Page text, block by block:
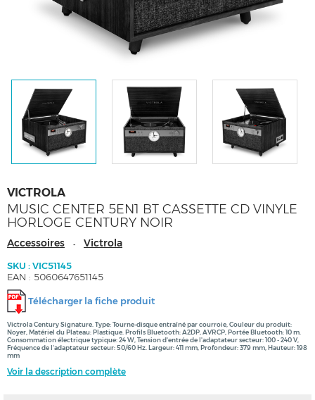
VICTROLA
MUSIC CENTER 5EN1 BT CASSETTE CD VINYLE
HORLOGE CENTURY NOIR
Accessoires - Victrola
SKU : VIC51145
EAN : 5060647651145
Télécharger la fiche produit
Victrola Century Signature. Type: Tourne-disque entraîné par courroie, Couleur du produit:
Noyer, Matériel du Plateau: Plastique. Profils Bluetooth: A2DP, AVRCP, Portée Bluetooth: 10 m.
Consommation électrique typique: 24 W, Tension d'entrée de l'adaptateur secteur: 100 - 240 V,
Fréquence de l'adaptateur secteur: 50/60 Hz. Largeur: 411 mm, Profondeur: 379 mm, Hauteur: 198
mm
Voir la description complète